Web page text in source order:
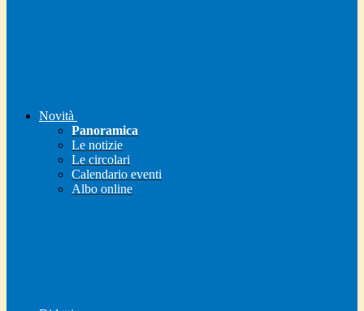
Novità
Panoramica
Le notizie
Le circolari
Calendario eventi
Albo online